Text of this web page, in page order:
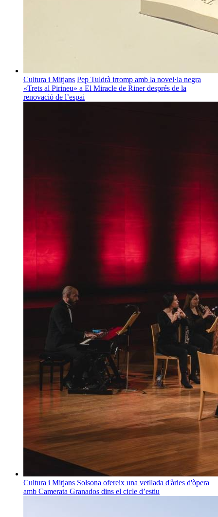
Cultura i Mitjans Pep Tuldrà irromp amb la novel·la negra
«Trets al Pirineu» a El Miracle de Riner després de la
renovació de l’espai
Cultura i Mitjans Solsona ofereix una vetllada d'àries d'òpera
amb Camerata Granados dins el cicle d’estiu